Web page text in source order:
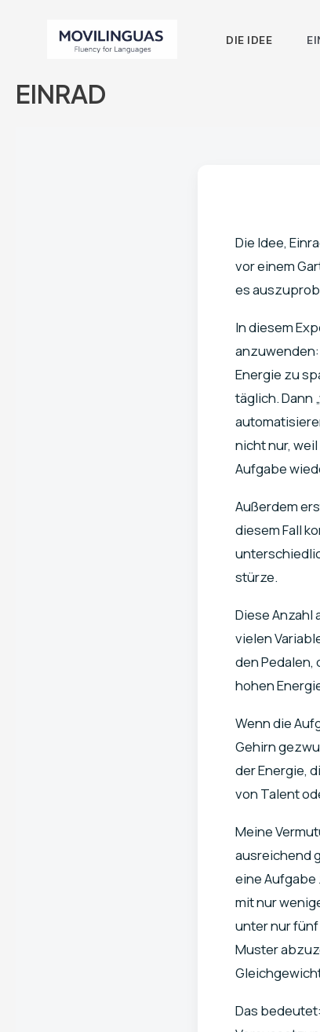
DIE IDEE
EINRAD
Die Idee,
vor einem
es
In diesem
Energie zu
täglich. Dann
nicht nur,
Aufgabe
Außerdem
diesem Fall
stürze.
Diese Anzahl
vielen
den Pedalen,
hohen
Wenn die
Gehirn
der Energie,
von Talent
Meine
ausreichend
eine Aufgabe
mit nur
unter nur
Muster
Das